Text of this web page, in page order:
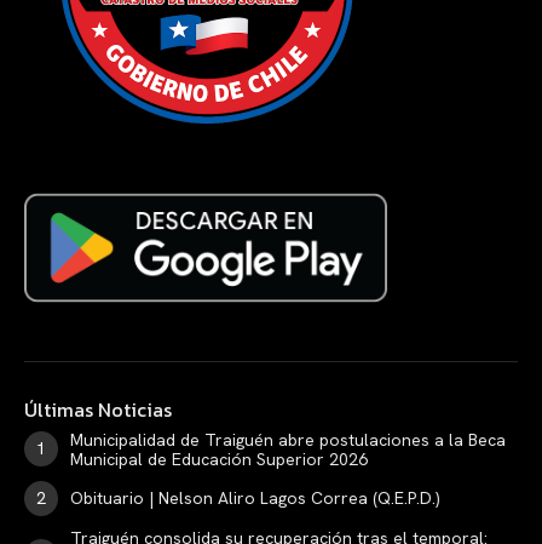
Últimas Noticias
Municipalidad de Traiguén abre postulaciones a la Beca
Municipal de Educación Superior 2026
Obituario | Nelson Aliro Lagos Correa (Q.E.P.D.)
Traiguén consolida su recuperación tras el temporal: